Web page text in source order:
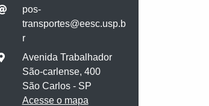
pos-
transportes@eesc.usp.b
r
Avenida Trabalhador
São-carlense, 400
São Carlos - SP
Acesse o mapa